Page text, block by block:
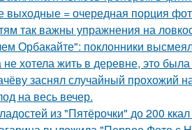
= очередная порция
так важны упражнения на
Орбакайте": поклонники
не хотела жить в деревне, это
заснял случайный прохожий
на весь вечер.
из "Пятёрочки" до 200